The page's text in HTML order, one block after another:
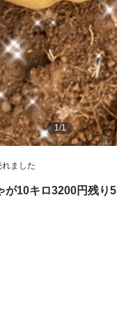
1/1
れました
が10キロ3200円残り5